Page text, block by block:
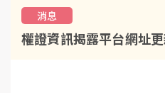
消息
權證資訊揭露平台網址